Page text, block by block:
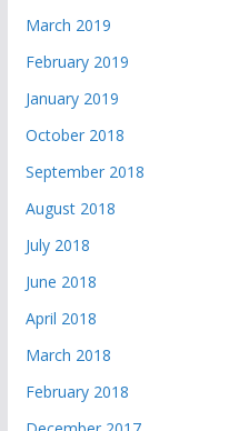
March 2019
February 2019
January 2019
October 2018
September 2018
August 2018
July 2018
June 2018
April 2018
March 2018
February 2018